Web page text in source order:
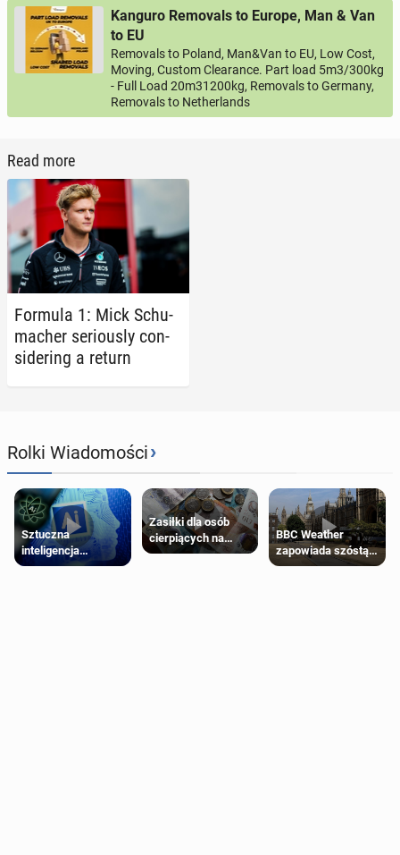
Kanguro Removals to Europe, Man & Van
to EU
Removals to Poland, Man&Van to EU, Low Cost,
Moving, Custom Clearance. Part load 5m3/300kg
- Full Load 20m31200kg, Removals to Germany,
Removals to Netherlands
Read more
Formula 1: Mick Schu­
mach­er se­ri­ous­ly con­
sid­er­ing a return
Rolki Wiadomości›
Sztuczna
inteligencja
próbowała oszukać
Zasiłki dla osób
cierpiących na
schorzenia
BBC Weather
zapowiada szóstą
falę upałów w